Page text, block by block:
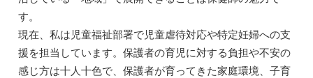
す。
現在、私は児童福祉部署で児童虐待対応や特定妊婦への支
援を担当しています。保護者の育児に対する負担や不安の
感じ方は十人十色で、保護者が育ってきた家庭環境、子育